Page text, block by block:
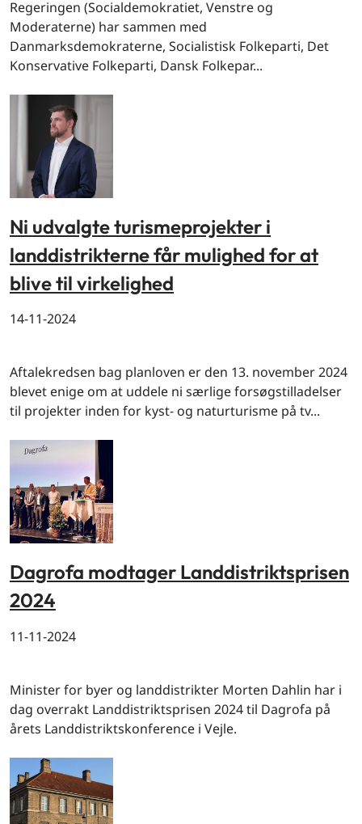
Regeringen (Socialdemokratiet, Venstre og
Moderaterne) har sammen med
Danmarksdemokraterne, Socialistisk Folkeparti, Det
Konservative Folkeparti, Dansk Folkepar...
Ni udvalgte turismeprojekter i
landdistrikterne får mulighed for at
blive til virkelighed
14-11-2024
Aftalekredsen bag planloven er den 13. november 2024
blevet enige om at uddele ni særlige forsøgstilladelser
til projekter inden for kyst- og naturturisme på tv...
Dagrofa modtager Landdistriktsprisen
2024
11-11-2024
Minister for byer og landdistrikter Morten Dahlin har i
dag overrakt Landdistriktsprisen 2024 til Dagrofa på
årets Landdistriktskonference i Vejle.